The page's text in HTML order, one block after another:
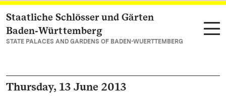
Navigate to main page
Staatliche Schlösser und Gärten
Baden‑Württemberg
STATE PALACES AND GARDENS OF BADEN-WUERTTEMBERG
Thursday, 13 June 2013